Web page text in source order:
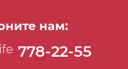
нам:
778-22-55